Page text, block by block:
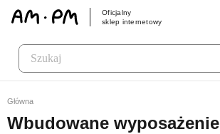
Oficjalny
sklep internetowy
Główna
Wbudowane wyposażenie